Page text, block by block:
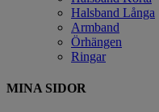
Halsband Långa
Armband
Örhängen
Ringar
MINA SIDOR